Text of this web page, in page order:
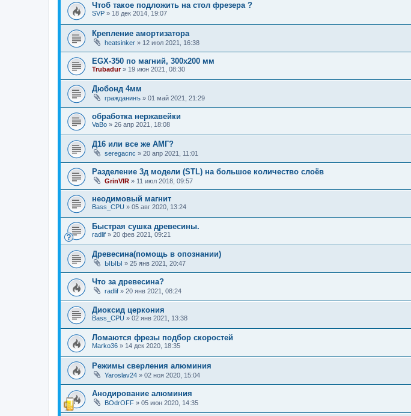
Чтоб такое подложить на стол фрезера ?
SVP » 18 дек 2014, 19:07
Крепление амортизатора
heatsinker » 12 июл 2021, 16:38
EGX-350 по магний, 300х200 мм
Trubadur» 19 июн 2021, 08:30
Дюбонд 4мм
гражданинъ » 01 май 2021, 21:29
обработка нержавейки
VaBo » 26 апр 2021, 18:08
Д16 или все же АМГ?
seregacnc » 20 апр 2021, 11:01
Разделение 3д модели (STL) на большое количество слоёв
GrinVIR » 11 июл 2018, 09:57
неодимовый магнит
Bass_CPU » 05 авг 2020, 13:24
Быстрая сушка древесины.
radlif » 20 фев 2021, 09:21
Древесина(помощь в опознании)
ЫЫЫ » 25 янв 2021, 20:47
Что за древесина?
radlif » 20 янв 2021, 08:24
Диоксид церкония
Bass_CPU » 02 янв 2021, 13:38
Ломаются фрезы подбор скоростей
Marko36 » 14 дек 2020, 18:35
Режимы сверления алюминия
Yaroslav24 » 02 ноя 2020, 15:04
Анодирование алюминия
BOdrOFF » 05 июн 2020, 14:35